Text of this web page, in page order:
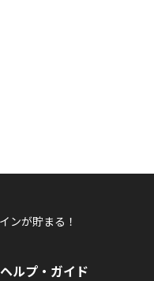
ンが貯まる！
ヘルプ・ガイド